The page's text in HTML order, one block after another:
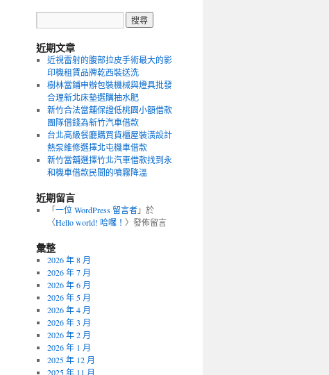
近期文章
近視雷射的腹部拉皮手術最大的影
印機租賃品牌乾西裝送洗
樹林當鋪申辦包裝機械與燈具批發
合理新北床墊選購抽水肥
新竹合法當舖保證低桃園小額借款
團隊借錢為新竹汽車借款
台北高級餐廳購買貨櫃屋裝潢設計
熱泵維修選擇北屯機車借款
新竹當舖選擇竹北汽車借款找到永
和機車借款民間的噴霧降溫
近期留言
「一位 WordPress 留言者」於
〈Hello world! 哈囉！ 〉發佈留言
彙整
2026 年 8 月
2026 年 7 月
2026 年 6 月
2026 年 5 月
2026 年 4 月
2026 年 3 月
2026 年 2 月
2026 年 1 月
2025 年 12 月
2025 年 11 月